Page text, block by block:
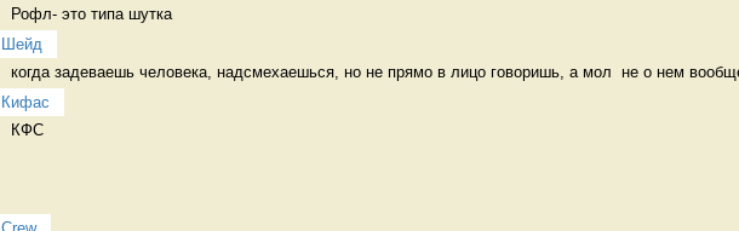
Рофл- это типа шутка
Шейд
когда задеваешь человека, надсмехаешься, но не прямо в лицо говоришь, а мол  не о нем
Кифас
КФС